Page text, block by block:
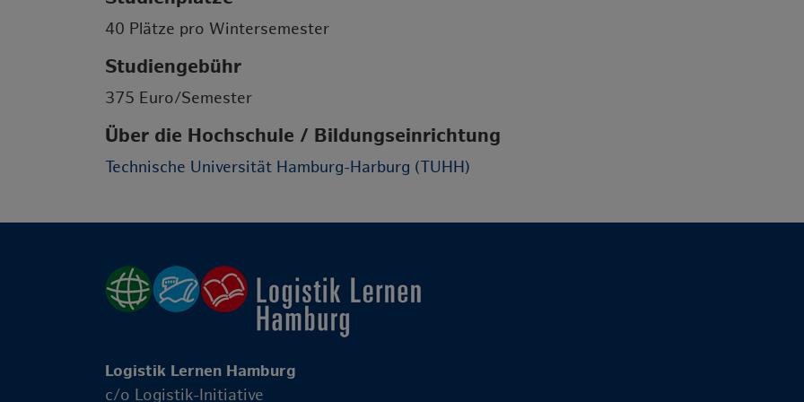
40 Plätze pro Wintersemester
Studiengebühr
375 Euro/Semester
Über die Hochschule / Bildungseinrichtung
Technische Universität Hamburg-Harburg (TUHH)
Logistik Lernen Hamburg
c/o Logistik-Initiative